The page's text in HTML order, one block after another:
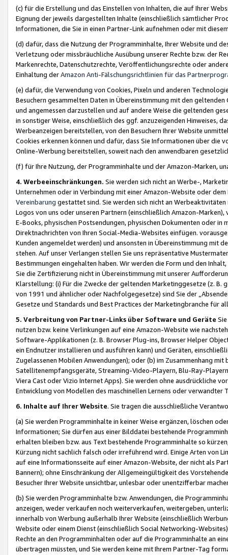
(c) für die Erstellung und das Einstellen von Inhalten, die auf Ihrer
Eignung der jeweils dargestellten Inhalte (einschließlich sämtlicher
Informationen, die Sie in einen Partner-Link aufnehmen oder mit
(d) dafür, dass die Nutzung der Programminhalte, Ihrer Website und
Verletzung oder missbräuchliche Ausübung unserer Rechte bzw. der
Markenrechte, Datenschutzrechte, Veröffentlichungsrechte oder
Einhaltung derAmazon Anti-Fälschungsrichtlinien für das
(e) dafür, die Verwendung von Cookies, Pixeln und anderen
Besuchern gesammelten Daten in Übereinstimmung mit den
und angemessen darzustellen und auf andere Weise die geltenden
in sonstiger Weise, einschließlich des ggf. anzuzeigenden Hinweises,
Werbeanzeigen bereitstellen, von den Besuchern Ihrer Website
Cookies erkennen können und dafür, dass Sie Informationen über die
Online-Werbung bereitstellen, soweit nach den anwendbaren
(f) für Ihre Nutzung, der Programminhalte und der Amazon-Marken,
4. Werbeeinschränkungen. Sie werden sich nicht an Werbe-,
Unternehmen oder in Verbindung mit einer Amazon-Website oder
Vereinbarung gestattet sind. Sie werden sich nicht an
Logos von uns oder unseren Partnern (einschließlich Amazon-
E-Books, physischen Postsendungen, physischen Dokumenten oder in
Direktnachrichten von Ihren Social-Media-Websites einfügen.
Kunden angemeldet werden) und ansonsten in Übereinstimmung mit
stehen. Auf unser Verlangen stellen Sie uns repräsentative
Bestimmungen eingehalten haben. Wir werden die Form und den
Sie die Zertifizierung nicht in Übereinstimmung mit unserer
Klarstellung: (i) Für die Zwecke der geltenden Marketinggesetze (z. B.
von 1991 und ähnlicher oder Nachfolgegesetze) sind Sie der
Gesetze und Standards und Best Practices der Marketingbranche für
5. Verbreitung von Partner-Links über Software und Geräte
nutzen bzw. keine Verlinkungen auf eine Amazon-Website wie
Software-Applikationen (z. B. Browser Plug-ins, Browser Helper
ein Endnutzer installieren und ausführen kann) und Geräten,
Zugelassenen Mobilen Anwendungen); oder (b) im Zusammenhang
Satellitenempfangsgeräte, Streaming-Video-Playern, Blu-Ray-
Viera Cast oder Vizio Internet Apps). Sie werden ohne ausdrückliche
Entwicklung von Modellen des maschinellen Lernens oder
6. Inhalte auf Ihrer Website. Sie tragen die ausschließliche
(a) Sie werden Programminhalte in keiner Weise ergänzen, löschen
Informationen; Sie dürfen aus einer Bilddatei bestehende
erhalten bleiben bzw. aus Text bestehende Programminhalte so
Kürzung nicht sachlich falsch oder irreführend wird. Einige Arten von
auf eine Informationsseite auf einer Amazon-Website, der nicht als
Bannern); ohne Einschränkung der Allgemeingültigkeit des
Besucher Ihrer Website unsichtbar, unlesbar oder unentzifferbar
(b) Sie werden Programminhalte bzw. Anwendungen, die
anzeigen, weder verkaufen noch weiterverkaufen, weitergeben,
innerhalb von Werbung außerhalb Ihrer Website (einschließlich
Website oder einem Dienst (einschließlich Social Networking-
Rechte an den Programminhalten oder auf die Programminhalte an
übertragen müssten, und Sie werden keine mit Ihrem Partner-Tag